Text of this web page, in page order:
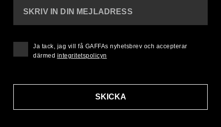
SKRIV IN DIN MEJLADRESS
SKICKA
Ja tack, jag vill få GAFFAs nyhetsbrev och accepterar
därmed integritetspolicyn